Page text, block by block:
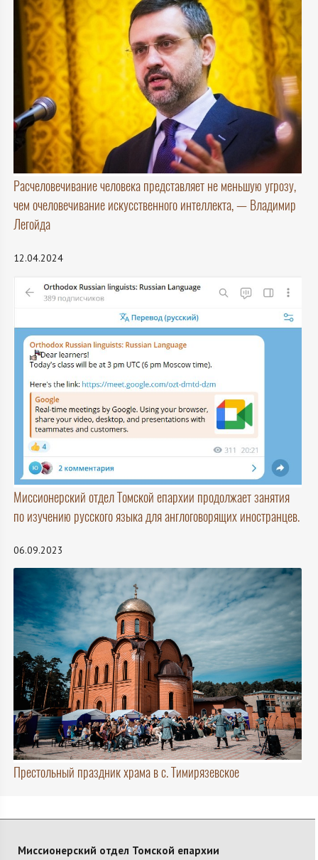
Расчеловечивание человека представляет не меньшую угрозу,
чем очеловечивание искусственного интеллекта, — Владимир
Легойда
12.04.2024
Миссионерский отдел Томской епархии продолжает занятия
по изучению русского языка для англоговорящих иностранцев.
06.09.2023
Престольный праздник храма в с. Тимирязевское
Миссионерский отдел Томской епархии